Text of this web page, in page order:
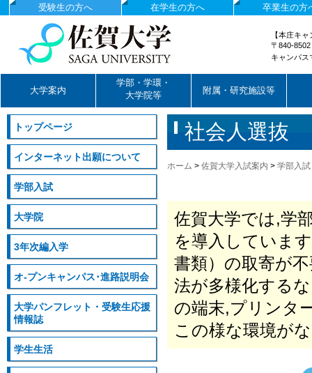
卒業生の方
在学生の方へ
受験生の方へ
国立大学法人佐賀大学
【本庄キ
〒840-
キャンパ
大学案内
学部・学環・
大学院等
附属・研究施設等
社会人選抜
ホーム > 佐賀大学入試案内 > 学部入試
佐賀大学では,学
を導入していま
書類）の取寄が
法が多様化する
の端末,プリンタ
この様な環境が
トップページ
インターネット出願について
学部入試
大学院
3年次編入学
オ-プンキャンパス･進路説明会
大学パンフレット・受験生応援
情報誌
学生生活